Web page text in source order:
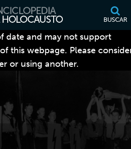
BUSCAR
date and may not support
this webpage. Please
or using another.